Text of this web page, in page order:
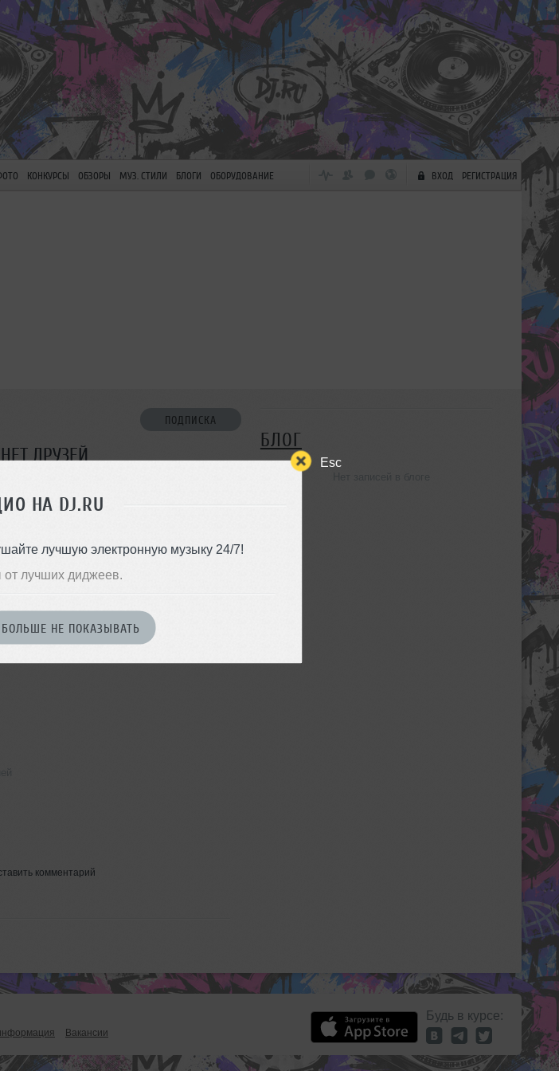
Esc
НА DJ.RU
лучшую электронную музыку 24/7!
лучших диджеев.
БОЛЬШЕ НЕ ПОКАЗЫВАТЬ
КОНКУРСЫ ОБЗОРЫ МУЗ. СТИЛИ БЛОГИ ОБОРУДОВАНИЕ ВХОД РЕГИСТРАЦИЯ
ПОДПИСКА
НЕТ ДРУЗЕЙ
комментарий
БЛОГ
Вакансии
Будь в курсе: